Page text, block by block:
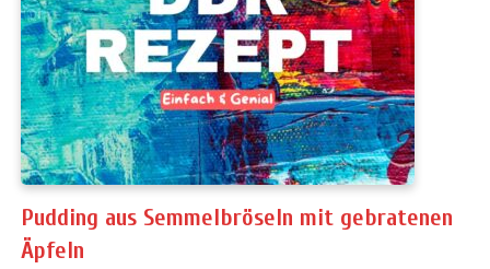
Pudding aus Semmelbröseln mit gebratenen
Äpfeln